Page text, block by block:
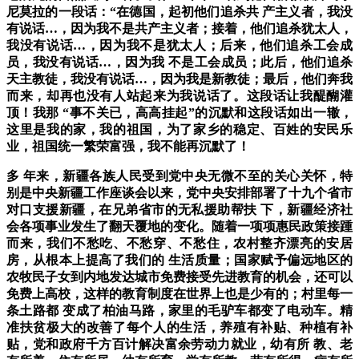
尼莫拉的一段话：“在德国，起初他们追杀共 产主义者，我没
有说话…，因为我不是共产主义者；接着，他们追杀犹太人，
我没有说话…，因为我不是犹太人；后来，他们追杀工会成
员，我没有说话…，因为我 不是工会成员；此后，他们追杀
天主教徒，我没有说话…，因为我是新教徒；最后，他们奔我
而来，却再也没有人站起来为我说话了。这段话让我醍醐灌
顶！我那 “事不关已，高高挂起”的沉默和这段话如出一辙，
这里是我的家，我的祖国，为了家乡的稳定、百姓的安民乐
业，祖国统一繁荣富强，我不能再沉默了！
多 年来，新疆各族人民受到党中央无微不至的关心关怀，特
别是中央新疆工作座谈会以来，党中央安排部署了十九个省市
对口支援新疆，在兄弟省市的无私援助帮扶 下，新疆经济社
会各项事业发生了翻天覆地的变化。随着一项项惠民政策接踵
而来，我们不愁吃、不愁穿、不愁住，农村整齐漂亮的安居
房，从根本上提高了我们的 生活质量；国家赋予偏远地区的
农牧民子女到内地发达城市免费接受先进教育的机会，还可以
免费上高校，这样的教育制度在世界上也是少有的；村里每一
条土路都 变成了柏油马路，家里的毛驴车都变了电动车。精
准扶贫极大的改善了每个人的生活，养殖有补贴、种植有补
贴，党和政府千方百计解决富余劳动力就业，幼有所 教、老